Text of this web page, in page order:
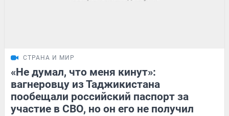
СТРАНА И МИР
«Не думал, что меня кинут»:
вагнеровцу из Таджикистана
пообещали российский паспорт за
участие в СВО, но он его не получил